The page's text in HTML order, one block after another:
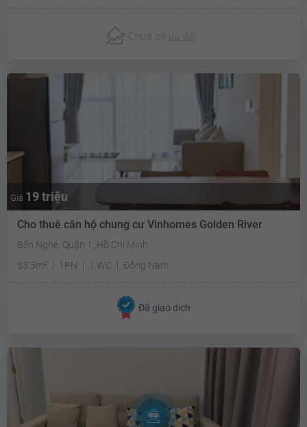
Chưa có ưu đãi
Giá 19 triệu
Cho thuê căn hộ chung cư Vinhomes Golden River
Bến Nghé, Quận 1, Hồ Chí Minh
53.5m²
1PN 1 WC Đông Nam
Đã giao dịch